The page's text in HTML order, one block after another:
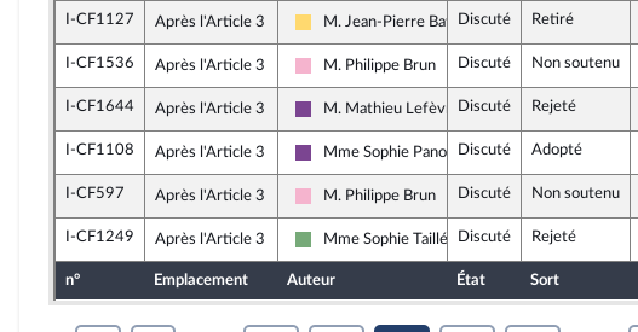
I-CF1127 Après l'Article 3
Libertés, Indépendants, Outre-mer et Territoires
M. Jean-Pierre BatailleDiscuté Retiré
I-CF1536 Après l'Article 3
Socialistes et apparentés
M. Philippe Brun Discuté Non soutenu
I-CF1644 Après l'Article 3
Ensemble pour la République
M. Mathieu LefèvreDiscuté Rejeté
I-CF1108 Après l'Article 3
Ensemble pour la République
Mme Sophie PanonacleDiscuté Adopté
I-CF597 Après l'Article 3
Socialistes et apparentés
M. Philippe Brun Discuté Non soutenu
I-CF1249 Après l'Article 3
Écologiste et Social
Mme Sophie Taillé-Polian
Discuté Rejeté
n° Emplacement Auteur État Sort